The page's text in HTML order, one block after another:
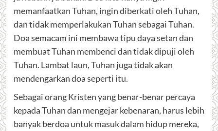
memanfaatkan Tuhan, ingin diberkati oleh Tuhan,
dan tidak memperlakukan Tuhan sebagai Tuhan.
Doa semacam ini membawa tipu daya setan dan
membuat Tuhan membenci dan tidak dipuji oleh
Tuhan. Lambat laun, Tuhan juga tidak akan
mendengarkan doa seperti itu.
Sebagai orang Kristen yang benar-benar percaya
kepada Tuhan dan mengejar kebenaran, harus lebih
banyak berdoa untuk masuk dalam hidup mereka,